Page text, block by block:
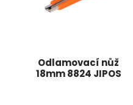
Odlamovací nůž
18mm 8824 JIPOS